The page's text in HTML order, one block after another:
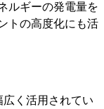
ルギーの発電量を
トの高度化にも活
く活用されてい